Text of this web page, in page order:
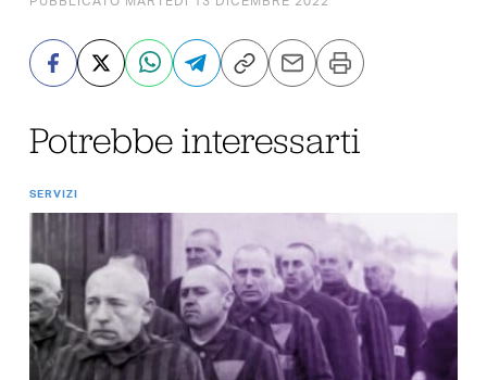
Potrebbe interessarti
SERVIZI